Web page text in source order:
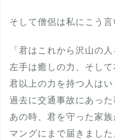
そして僧侶は私にこう言
「君はこれから沢山の
左手は癒しの力、そして
君以上の力を持つ人はい
過去に交通事故にあった
あの時、君を守った家
マングにまで届きました